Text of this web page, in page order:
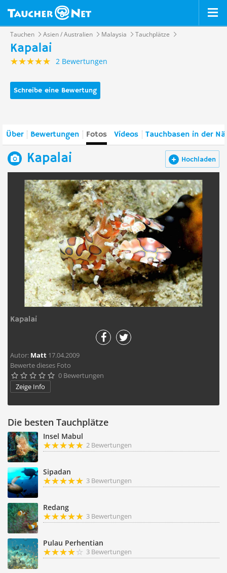
Tauchen Asien / Australien Malaysia Tauchplätze
Kapalai
2 Bewertungen
Schreibe eine Bewertung
Über Bewertungen Fotos Videos Tauchbasen in der
Hochladen
Kapalai
Kapalai
Autor: Matt 17.04.2009
Bewerte dieses Foto
     0 Bewertungen
Zeige Info
Die besten Tauchplätze
Insel Mabul
2 Bewertungen
Sipadan
3 Bewertungen
Redang
3 Bewertungen
Pulau Perhentian
3 Bewertungen